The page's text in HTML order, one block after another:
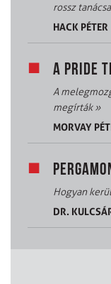
rossz
HACK PÉTER
A PRIDE
A
megírták»
MORVAY
Hogyan
DR.